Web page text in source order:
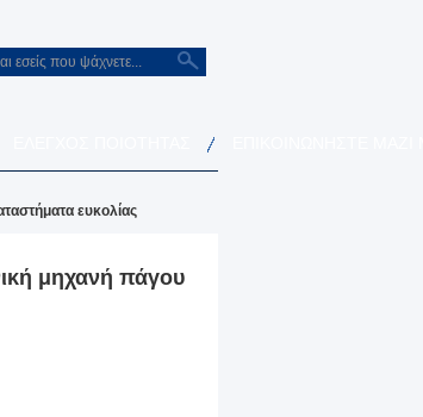
ευκολίας
μηχανή πάγου